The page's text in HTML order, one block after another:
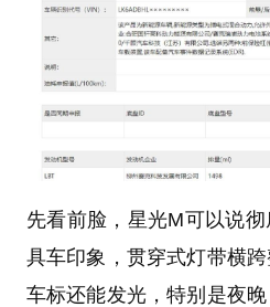
先看前脸，星光M可以说
具车印象，贯穿式灯带横
车标还能发光，特别是夜